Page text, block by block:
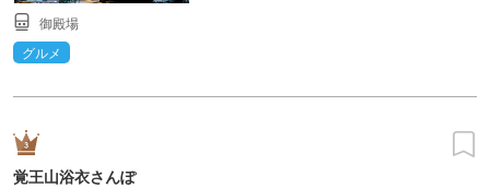
御殿場
グルメ
覚王山浴衣さんぽ